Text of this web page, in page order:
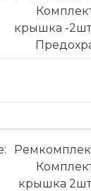
крышка -
крышка